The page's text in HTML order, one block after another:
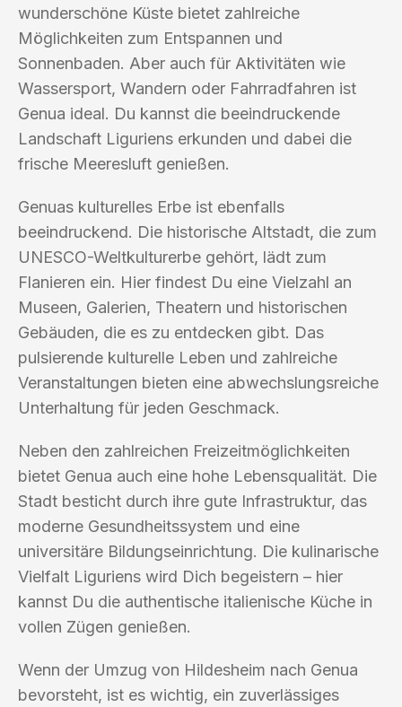
wunderschöne Küste bietet zahlreiche
Möglichkeiten zum Entspannen und
Sonnenbaden. Aber auch für Aktivitäten wie
Wassersport, Wandern oder Fahrradfahren ist
Genua ideal. Du kannst die beeindruckende
Landschaft Liguriens erkunden und dabei die
frische Meeresluft genießen.
Genuas kulturelles Erbe ist ebenfalls
beeindruckend. Die historische Altstadt, die zum
UNESCO-Weltkulturerbe gehört, lädt zum
Flanieren ein. Hier findest Du eine Vielzahl an
Museen, Galerien, Theatern und historischen
Gebäuden, die es zu entdecken gibt. Das
pulsierende kulturelle Leben und zahlreiche
Veranstaltungen bieten eine abwechslungsreiche
Unterhaltung für jeden Geschmack.
Neben den zahlreichen Freizeitmöglichkeiten
bietet Genua auch eine hohe Lebensqualität. Die
Stadt besticht durch ihre gute Infrastruktur, das
moderne Gesundheitssystem und eine
universitäre Bildungseinrichtung. Die kulinarische
Vielfalt Liguriens wird Dich begeistern – hier
kannst Du die authentische italienische Küche in
vollen Zügen genießen.
Wenn der Umzug von Hildesheim nach Genua
bevorsteht, ist es wichtig, ein zuverlässiges